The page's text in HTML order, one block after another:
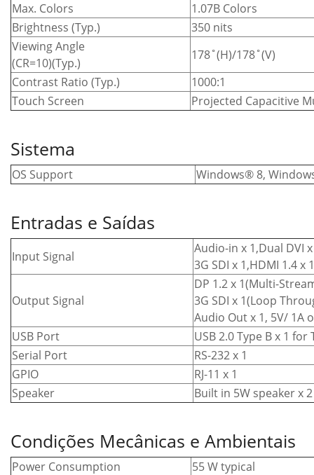
Max. Colors
1.07B Colors
Brightness (Typ.)
350 nits
Viewing Angle
(CR=10)(Typ.)
178˚(H)/178˚(V)
Contrast Ratio (Typ.)
1000:1
Touch Screen
Projected Capacitive
Sistema
OS Support Windows® 8,
Entradas e Saídas
Input Signal
Audio-in x 1,Dual DVI
3G SDI x 1,HDMI 1.4 x
Output Signal
DP 1.2 x 1(Multi-
3G SDI x 1(Loop
Audio Out x 1, 5V/ 1A
USB Port
USB 2.0 Type B x 1 for
Serial Port
RS-232 x 1
GPIO
RJ-11 x 1
Speaker
Built in 5W speaker x 2
Condições Mecânicas e Ambientais
Power Consumption
55 W typical